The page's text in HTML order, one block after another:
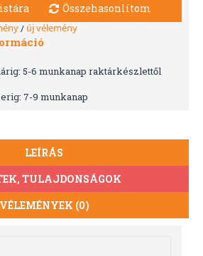
Összehasonlítom
/ új vélemény
5-6 munkanap raktárkészlettől
7-9 munkanap
LEÍRÁS
TULAJDONSÁGOK
VÉLEMÉNYEK (0)